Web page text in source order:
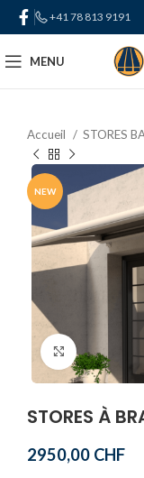
+41 78 813 9191
MENU
Accueil STORES
NEW
Click to
STORES À
2950,00 CHF